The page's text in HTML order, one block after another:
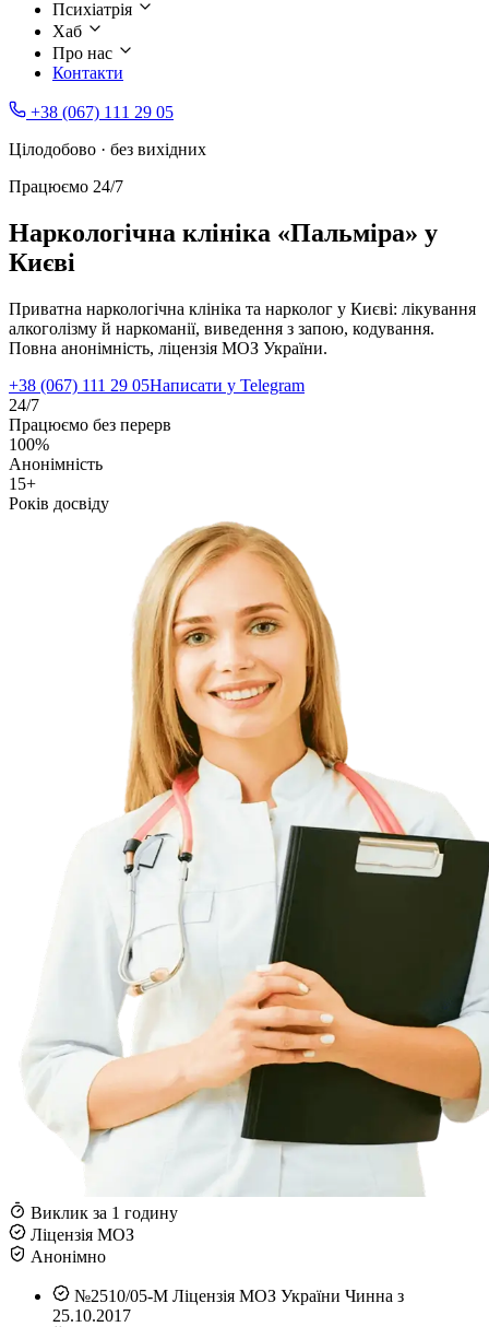
Психіатрія
Хаб
Про нас
Контакти
+38 (067) 111 29 05
Цілодобово · без вихідних
Працюємо 24/7
Наркологічна клініка «Пальміра» у
Києві
Приватна наркологічна клініка та нарколог у Києві: лікування
алкоголізму й наркоманії, виведення з запою, кодування.
Повна анонімність, ліцензія МОЗ України.
+38 (067) 111 29 05Написати у Telegram
24/7
Працюємо без перерв
100%
Анонімність
15+
Років досвіду
Виклик за 1 годину
Ліцензія МОЗ
Анонімно
№2510/05-М Ліцензія МОЗ України Чинна з
25.10.2017